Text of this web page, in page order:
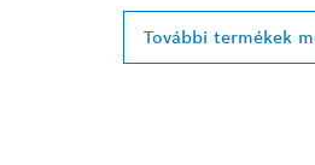
További termékek